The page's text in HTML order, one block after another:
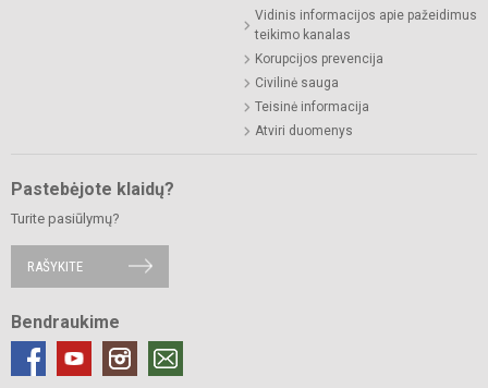
Vidinis informacijos apie pažeidimus
teikimo kanalas
Korupcijos prevencija
Civilinė sauga
Teisinė informacija
Atviri duomenys
Pastebėjote klaidų?
Turite pasiūlymų?
RAŠYKITE
Bendraukime